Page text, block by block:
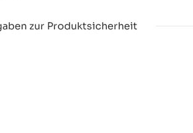
zur Produktsicherheit